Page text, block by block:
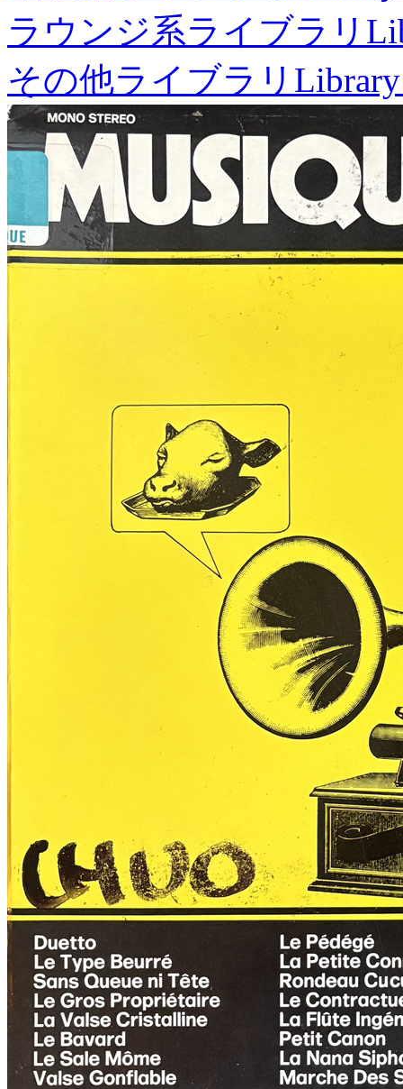
ラウンジ系ライブラリ
その他ライブラリ